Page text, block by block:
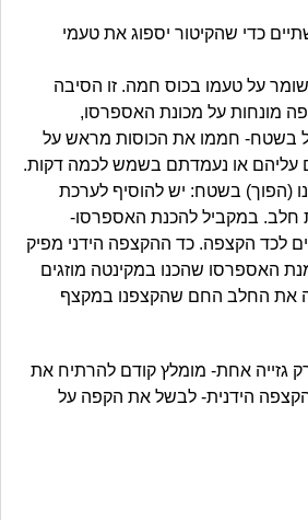
כדי שהקיטור יספוג את טעמי
שומר על טעמו בכוס חמה. זו הסיבה
מונחות על מכונת האספרסו,
בשטח- חממו את הכוסות מראש על
עליהם או נעמדתם בשמש לכמה דקות.
(הפוך) בשטח: יש להוסיף לערכת
חלב. במקביל להכנת האספרסו-
לכד הקצפה. כד ההקצפה הידני מפיק
האספרסו שהכנו במקינטה מוזגים
לה את החלב החם שהקצפנו במקצף
גזייה אחת- מומלץ קודם להרתיח את
הידנית- לבשל את הקפה על